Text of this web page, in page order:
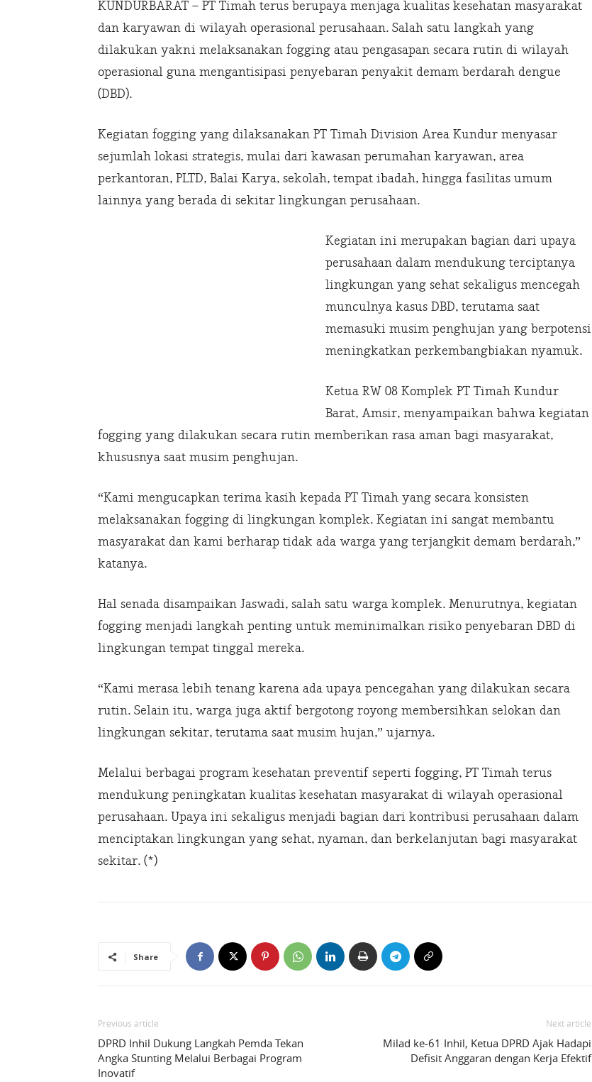
KUNDURBARAT – PT Timah terus berupaya menjaga kualitas kesehatan masyarakat
dan karyawan di wilayah operasional perusahaan. Salah satu langkah yang
dilakukan yakni melaksanakan fogging atau pengasapan secara rutin di wilayah
operasional guna mengantisipasi penyebaran penyakit demam berdarah dengue
(DBD).
Kegiatan fogging yang dilaksanakan PT Timah Division Area Kundur menyasar
sejumlah lokasi strategis, mulai dari kawasan perumahan karyawan, area
perkantoran, PLTD, Balai Karya, sekolah, tempat ibadah, hingga fasilitas umum
lainnya yang berada di sekitar lingkungan perusahaan.
Kegiatan ini merupakan bagian dari upaya
perusahaan dalam mendukung terciptanya
lingkungan yang sehat sekaligus mencegah
munculnya kasus DBD, terutama saat
memasuki musim penghujan yang berpotensi
meningkatkan perkembangbiakan nyamuk.
Ketua RW 08 Komplek PT Timah Kundur
Barat, Amsir, menyampaikan bahwa kegiatan
fogging yang dilakukan secara rutin memberikan rasa aman bagi masyarakat,
khususnya saat musim penghujan.
“Kami mengucapkan terima kasih kepada PT Timah yang secara konsisten
melaksanakan fogging di lingkungan komplek. Kegiatan ini sangat membantu
masyarakat dan kami berharap tidak ada warga yang terjangkit demam berdarah,”
katanya.
Hal senada disampaikan Jaswadi, salah satu warga komplek. Menurutnya, kegiatan
fogging menjadi langkah penting untuk meminimalkan risiko penyebaran DBD di
lingkungan tempat tinggal mereka.
“Kami merasa lebih tenang karena ada upaya pencegahan yang dilakukan secara
rutin. Selain itu, warga juga aktif bergotong royong membersihkan selokan dan
lingkungan sekitar, terutama saat musim hujan,” ujarnya.
Melalui berbagai program kesehatan preventif seperti fogging, PT Timah terus
mendukung peningkatan kualitas kesehatan masyarakat di wilayah operasional
perusahaan. Upaya ini sekaligus menjadi bagian dari kontribusi perusahaan dalam
menciptakan lingkungan yang sehat, nyaman, dan berkelanjutan bagi masyarakat
sekitar. (*)
Share
Previous article
DPRD Inhil Dukung Langkah Pemda Tekan
Angka Stunting Melalui Berbagai Program
Inovatif
Next article
Milad ke-61 Inhil, Ketua DPRD Ajak Hadapi
Defisit Anggaran dengan Kerja Efektif